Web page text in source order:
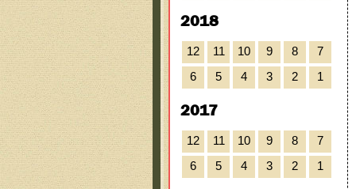
2018
12 11 10 9 8
7
6
5 4 3 2 1
2017
12 11 10 9 8
7
6
5 4 3 2 1